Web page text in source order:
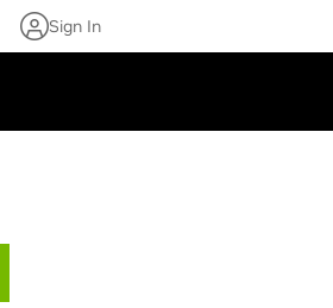
Sign In